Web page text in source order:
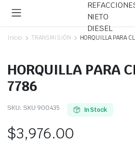
Inicio TRANSMISIÓN HORQUILLA PARA
HORQUILLA PARA
7786
SKU: SKU 900435 In Stock
$3,976.00